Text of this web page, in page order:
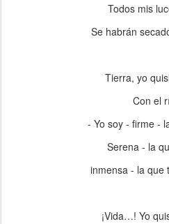
Todos mis
Se habrán
Tierra, yo
Con el
- Yo soy - firme -
Serena - la
inmensa - la
¡Vida…! Yo